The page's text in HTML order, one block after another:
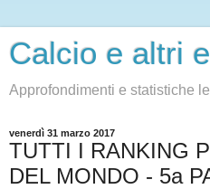
Calcio e altri
Approfondimenti e statistiche
venerdì 31 marzo 2017
TUTTI I RANKING
DEL MONDO - 5a